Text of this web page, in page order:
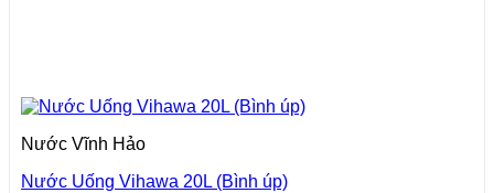
Nước Vĩnh Hảo
Nước Uống Vihawa 20L (Bình úp)